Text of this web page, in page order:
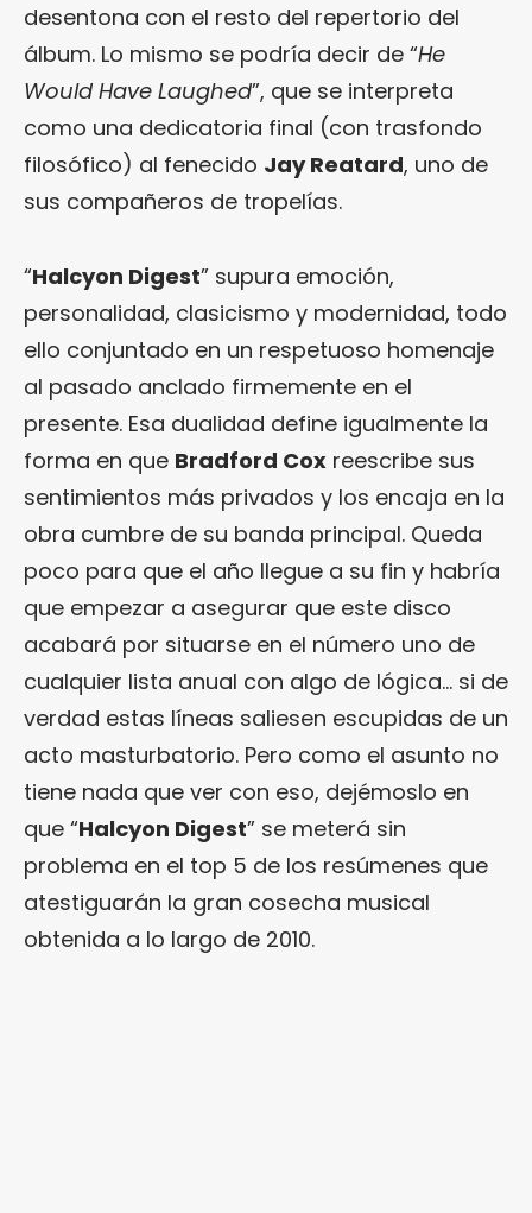
desentona con el resto del repertorio del
álbum. Lo mismo se podría decir de “He
Would Have Laughed”, que se interpreta
como una dedicatoria final (con trasfondo
filosófico) al fenecido Jay Reatard, uno de
sus compañeros de tropelías.
“Halcyon Digest” supura emoción,
personalidad, clasicismo y modernidad, todo
ello conjuntado en un respetuoso homenaje
al pasado anclado firmemente en el
presente. Esa dualidad define igualmente la
forma en que Bradford Cox reescribe sus
sentimientos más privados y los encaja en la
obra cumbre de su banda principal. Queda
poco para que el año llegue a su fin y habría
que empezar a asegurar que este disco
acabará por situarse en el número uno de
cualquier lista anual con algo de lógica… si de
verdad estas líneas saliesen escupidas de un
acto masturbatorio. Pero como el asunto no
tiene nada que ver con eso, dejémoslo en
que “Halcyon Digest” se meterá sin
problema en el top 5 de los resúmenes que
atestiguarán la gran cosecha musical
obtenida a lo largo de 2010.